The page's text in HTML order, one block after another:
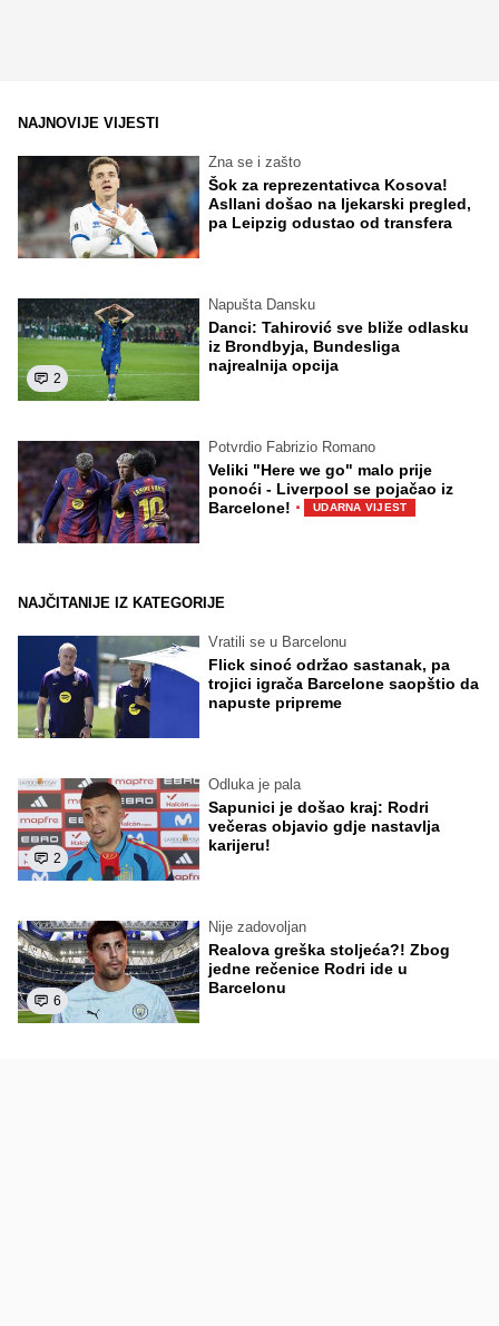
NAJNOVIJE VIJESTI
Zna se i zašto
Šok za reprezentativca Kosova!
Asllani došao na ljekarski pregled,
pa Leipzig odustao od transfera
2
Napušta Dansku
Danci: Tahirović sve bliže odlasku
iz Brondbyja, Bundesliga
najrealnija opcija
Potvrdio Fabrizio Romano
Veliki "Here we go" malo prije
ponoći - Liverpool se pojačao iz
Barcelone! · UDARNA VIJEST
NAJČITANIJE IZ KATEGORIJE
Vratili se u Barcelonu
Flick sinoć održao sastanak, pa
trojici igrača Barcelone saopštio da
napuste pripreme
2
Odluka je pala
Sapunici je došao kraj: Rodri
večeras objavio gdje nastavlja
karijeru!
6
Nije zadovoljan
Realova greška stoljeća?! Zbog
jedne rečenice Rodri ide u
Barcelonu